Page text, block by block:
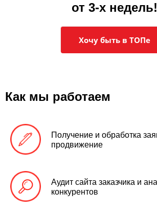
от 3-х недель!
Хочу быть в ТОПе
Как мы работаем
Получение и обработка
продвижение
Аудит сайта заказчика и
конкурентов